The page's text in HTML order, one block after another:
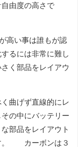
由度の高さで
高い事は誰もが認
るには非常に難し
く部品をレイアウ
曲げず直線的にレ
の中にバッテリー
部品をレイアウト
。 カーボンは３